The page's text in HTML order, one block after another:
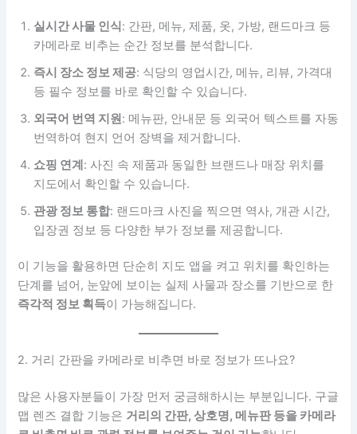
실시간 사물 인식: 간판, 메뉴, 제품, 옷, 가방, 랜드마크 등
카메라로 비추는 순간 정보를 분석합니다.
즉시 장소 정보 제공: 식당의 영업시간, 메뉴, 리뷰, 가격대
등 필수 정보를 바로 확인할 수 있습니다.
외국어 번역 지원 : 메뉴판, 안내문 등 외국어 텍스트를 자동
번역하여 현지 언어 장벽을 제거합니다.
쇼핑 연계 : 사진 속 제품과 동일한 브랜드나 매장 위치를
지도에서 확인할 수 있습니다.
관광 정보 통합: 랜드마크 사진을 찍으면 역사, 개관 시간,
입장권 정보 등 다양한 부가 정보를 제공합니다.
이 기능을 활용하면 단순히 지도 앱을 켜고 위치를 확인하는
단계를 넘어, 눈앞에 보이는 실제 사물과 장소를 기반으로 한
즉각적 정보 획득이 가능해집니다.
2. 거리 간판을 카메라로 비추면 바로 정보가 뜨나요?
많은 사용자분들이 가장 먼저 궁금해하시는 부분입니다. 구글
맵 렌즈 결합 기능은 거리의 간판, 상호명, 메뉴판 등을 카메라